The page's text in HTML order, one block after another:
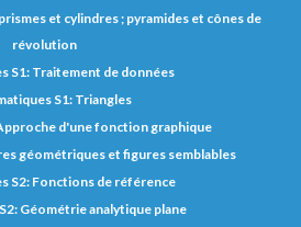
et cylindres ; pyramides et cônes de
révolution
S1: Traitement de données
S1: Triangles
d'une fonction graphique
géométriques et figures semblables
S2: Fonctions de référence
Géométrie analytique plane